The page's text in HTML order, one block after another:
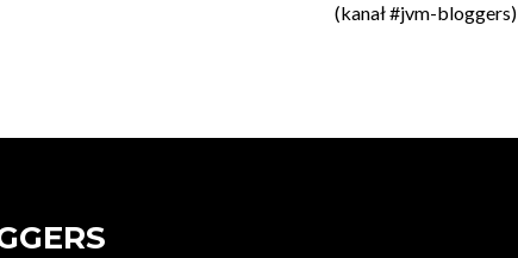
(kanał #jvm-bloggers)